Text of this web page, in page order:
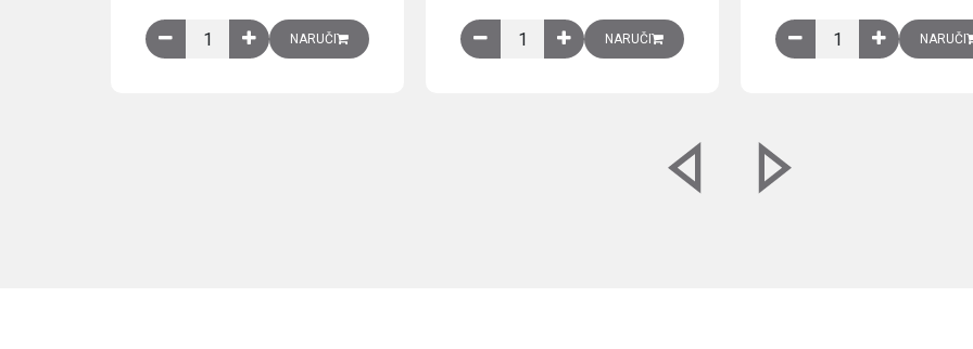
Obična montažna ploča V1000xŠ800mm, galvanizirani čelični lim količina
NARUČI Ventilator 255(290) m3/h, 40 W, 230V AC, 50/60 Hz, RAL 7035,
NARUČI Izlazna rešetka saNARUČI